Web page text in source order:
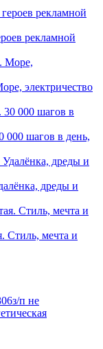
рекламной
электричество
000 шагов в день,
дреды и
Стиль, мечта и
з/п не